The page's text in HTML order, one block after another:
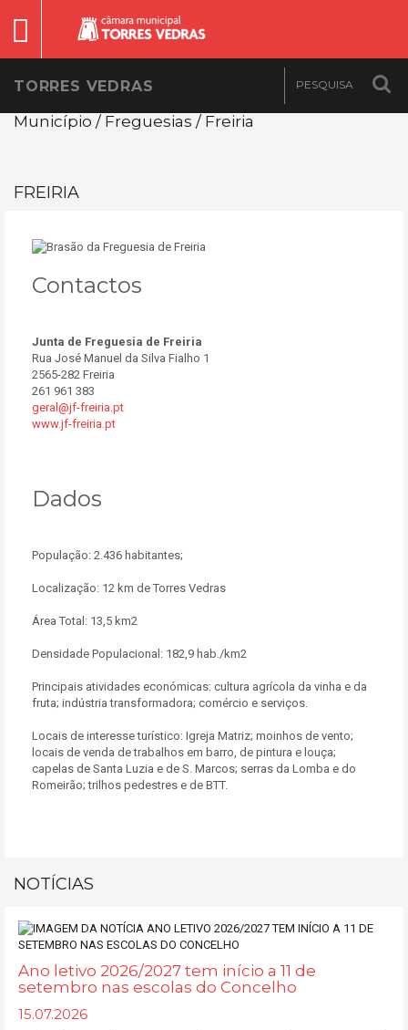
TORRES VEDRAS
Município / Freguesias / Freiria
FREIRIA
Contactos
Junta de Freguesia de Freiria
Rua José Manuel da Silva Fialho 1
2565-282 Freiria
261 961 383
geral@jf-freiria.pt
www.jf-freiria.pt
Dados
População: 2.436 habitantes;
Localização: 12 km de Torres Vedras
Área Total: 13,5 km2
Densidade Populacional: 182,9 hab./km2
Principais atividades económicas: cultura agrícola da vinha e da
fruta; indústria transformadora; comércio e serviços.
Locais de interesse turístico: Igreja Matriz; moinhos de vento;
locais de venda de trabalhos em barro, de pintura e louça;
capelas de Santa Luzia e de S. Marcos; serras da Lomba e do
Romeirão; trilhos pedestres e de BTT.
NOTÍCIAS
Ano letivo 2026/2027 tem início a 11 de
setembro nas escolas do Concelho
15.07.2026